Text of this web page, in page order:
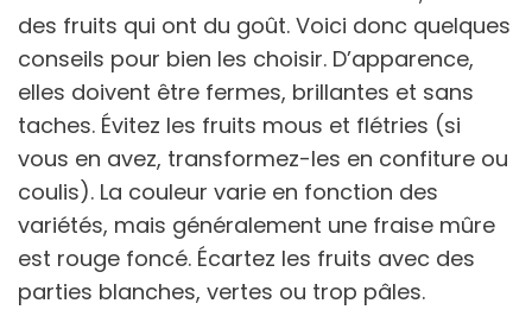
des fruits qui ont du goût. Voici donc quelques
conseils pour bien les choisir. D’apparence,
elles doivent être fermes, brillantes et sans
taches. Évitez les fruits mous et flétries (si
vous en avez, transformez-les en confiture ou
coulis). La couleur varie en fonction des
variétés, mais généralement une fraise mûre
est rouge foncé. Écartez les fruits avec des
parties blanches, vertes ou trop pâles.